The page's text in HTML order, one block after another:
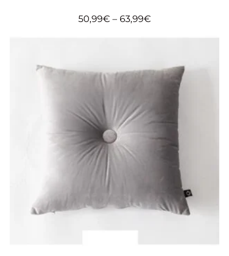
50,99€ – 63,99€